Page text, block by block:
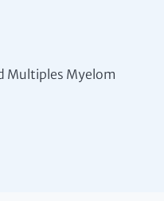
Multiples Myelom